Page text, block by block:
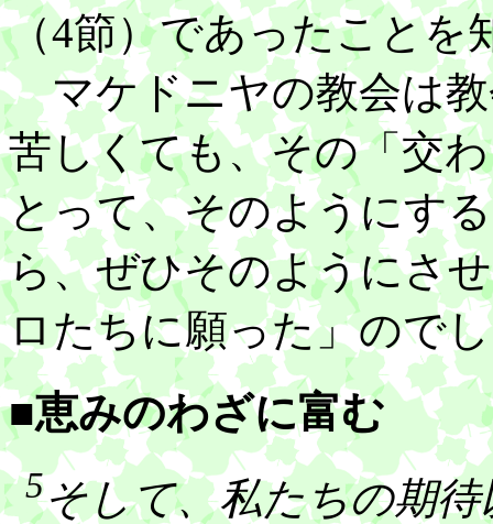
（4節）であったことを
マケドニヤの教会は教
苦しくても、その「交
とって、そのようにす
ら、ぜひそのようにさ
ロたちに願った」ので
■恵みのわざに富む
5そして、私たちの期